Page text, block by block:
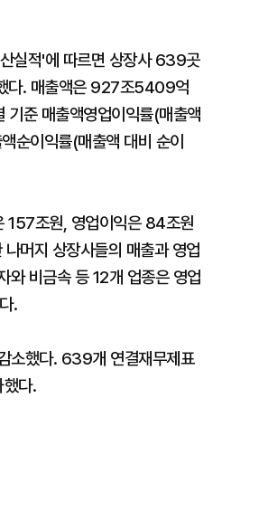
실적'에 따르면 상장사 639곳
다. 매출액은 927조5409억
준 매출액영업이익률(매출액
순이익률(매출액 대비 순이
157조원, 영업이익은 84조원
머지 상장사들의 매출과 영업
비금속 등 12개 업종은 영업
.
소했다. 639개 연결재무제표
다.